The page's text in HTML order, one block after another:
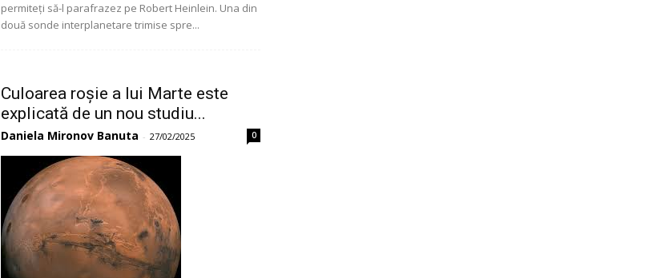
permiteți să-l parafrazez pe Robert Heinlein. Una din
două sonde interplanetare trimise spre...
Culoarea roșie a lui Marte este
explicată de un nou studiu...
Daniela Mironov Banuta - 27/02/2025 0